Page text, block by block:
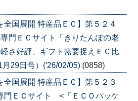
全国展開 特産品ＥＣ】第５２４
門ＥＣサイト「きりたんぽの老
さ好評、ギフト需要捉えＥＣ比
29日号）('26/02/05) (0858)
全国展開 特産品ＥＣ】第５２３
ＥＣサイト <「ＥＣＯパッケ